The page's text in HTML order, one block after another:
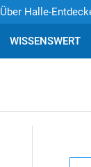
Über Halle-
WISSENSWERT